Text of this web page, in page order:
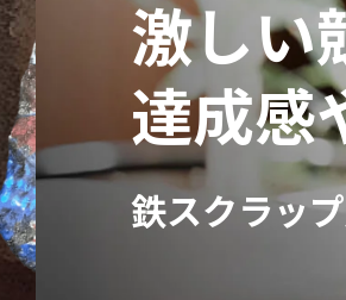
激しい
達成感
鉄スクラッ